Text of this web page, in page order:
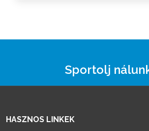
Sportolj
HASZNOS LINKEK